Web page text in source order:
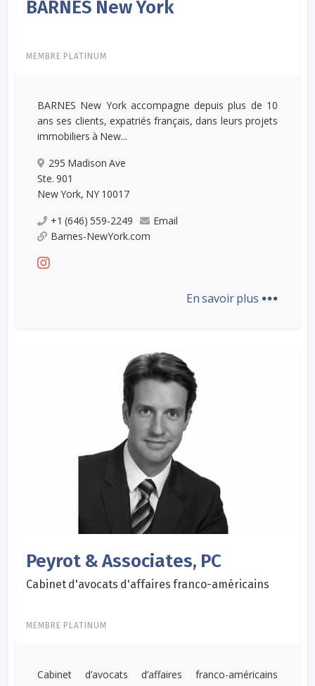
BARNES New York
MEMBRE PLATINUM
BARNES New York accompagne depuis plus de 10
ans ses clients, expatriés français, dans leurs projets
immobiliers à New...
295 Madison Ave
Ste. 901
New York, NY 10017
+1 (646) 559-2249
Email
Barnes-NewYork.com
En savoir plus ...
Peyrot & Associates, PC
Cabinet d'avocats d'affaires franco-américains
MEMBRE PLATINUM
Cabinet d’avocats d’affaires franco-américains